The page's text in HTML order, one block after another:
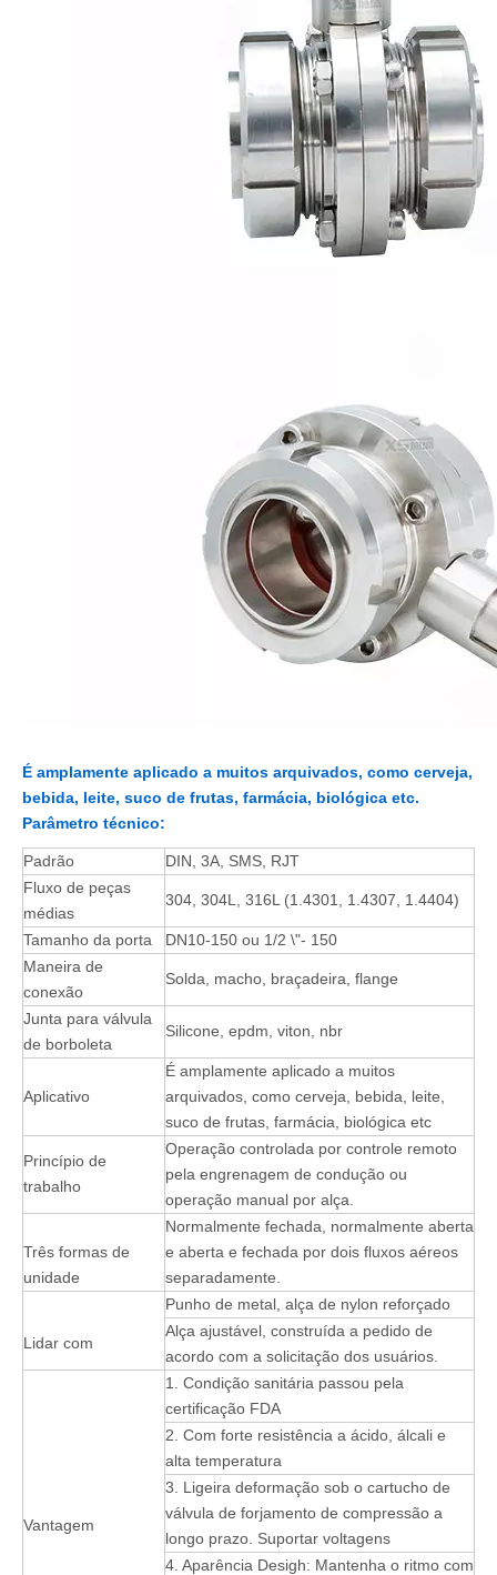
É amplamente aplicado a muitos arquivados, como cerveja,
bebida, leite, suco de frutas, farmácia, biológica etc.
Parâmetro técnico:
Padrão
DIN, 3A, SMS, RJT
Fluxo de peças
médias
304, 304L, 316L (1.4301, 1.4307, 1.4404)
Tamanho da porta
DN10-150 ou 1/2 \"- 150
Maneira de
conexão
Solda, macho, braçadeira, flange
Junta para válvula
de borboleta
Silicone, epdm, viton, nbr
Aplicativo
É amplamente aplicado a muitos
arquivados, como cerveja, bebida, leite,
suco de frutas, farmácia, biológica etc
Princípio de
trabalho
Operação controlada por controle remoto
pela engrenagem de condução ou
operação manual por alça.
Três formas de
unidade
Normalmente fechada, normalmente aberta
e aberta e fechada por dois fluxos aéreos
separadamente.
Lidar com
Punho de metal, alça de nylon reforçado
Alça ajustável, construída a pedido de
acordo com a solicitação dos usuários.
Vantagem
1. Condição sanitária passou pela
certificação FDA
2. Com forte resistência a ácido, álcali e
alta temperatura
3. Ligeira deformação sob o cartucho de
válvula de forjamento de compressão a
longo prazo. Suportar voltagens
4. Aparência Desigh: Mantenha o ritmo com